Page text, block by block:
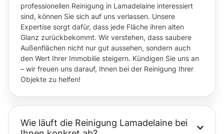
professionellen Reinigung in Lamadelaine interessiert
sind, können Sie sich auf uns verlassen. Unsere
Expertise sorgt dafür, dass jede Fläche ihren alten
Glanz zurückbekommt. Wir verstehen, dass saubere
Außenflächen nicht nur gut aussehen, sondern auch
den Wert Ihrer Immobilie steigern. Kündigen Sie uns an
– wir freuen uns darauf, Ihnen bei der Reinigung Ihrer
Objekte zu helfen!
Wie läuft die Reinigung Lamadelaine bei